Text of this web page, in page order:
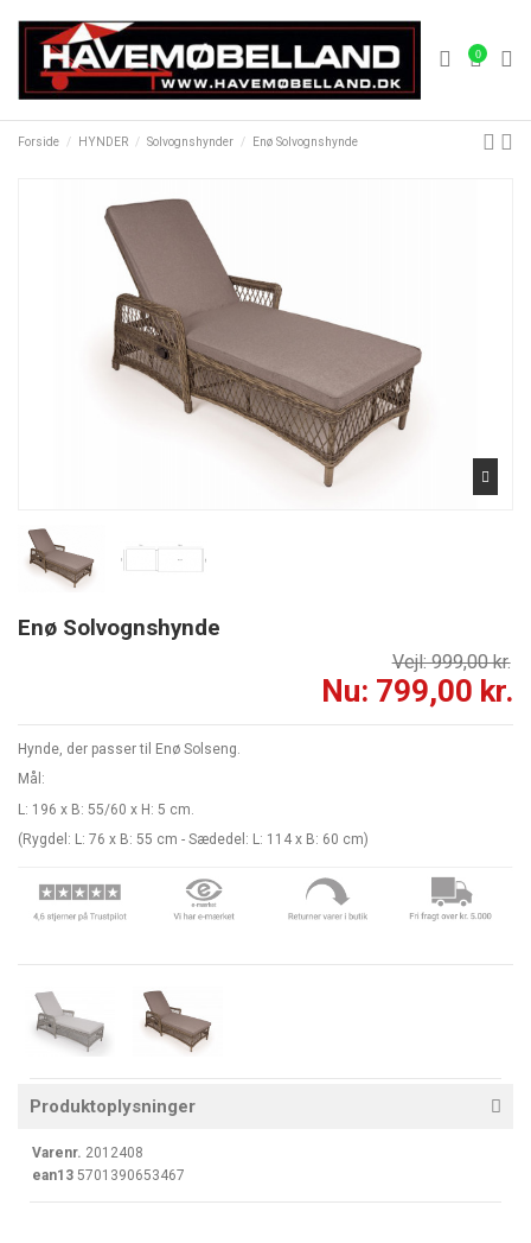
0
Forside HYNDER Solvognshynder Enø Solvognshynde
Enø Solvognshynde
Vejl: 999,00 kr.
Nu: 799,00 kr.
Hynde, der passer til Enø Solseng.
Mål:
L: 196 x B: 55/60 x H: 5 cm.
(Rygdel: L: 76 x B: 55 cm - Sædedel: L: 114 x B: 60 cm)
Produktoplysninger
Varenr. 2012408
ean13 5701390653467